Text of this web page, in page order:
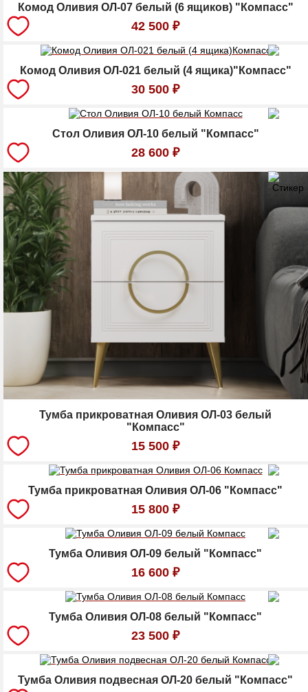
Комод Оливия ОЛ-07 белый (6 ящиков) "Компасс"
42 500 ₽
Комод Оливия ОЛ-021 белый (4 ящика)"Компасс"
30 500 ₽
Стол Оливия ОЛ-10 белый "Компасс"
28 600 ₽
Тумба прикроватная Оливия ОЛ-03 белый
"Компасс"
15 500 ₽
Тумба прикроватная Оливия ОЛ-06 "Компасс"
15 800 ₽
Тумба Оливия ОЛ-09 белый "Компасс"
16 600 ₽
Тумба Оливия ОЛ-08 белый "Компасс"
23 500 ₽
Тумба Оливия подвесная ОЛ-20 белый "Компасс"